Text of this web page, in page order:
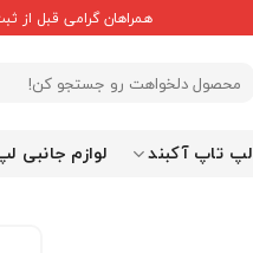
همراهان گرامی قبل از
برای:
لپ تاپ آکبند لوازم جانبی